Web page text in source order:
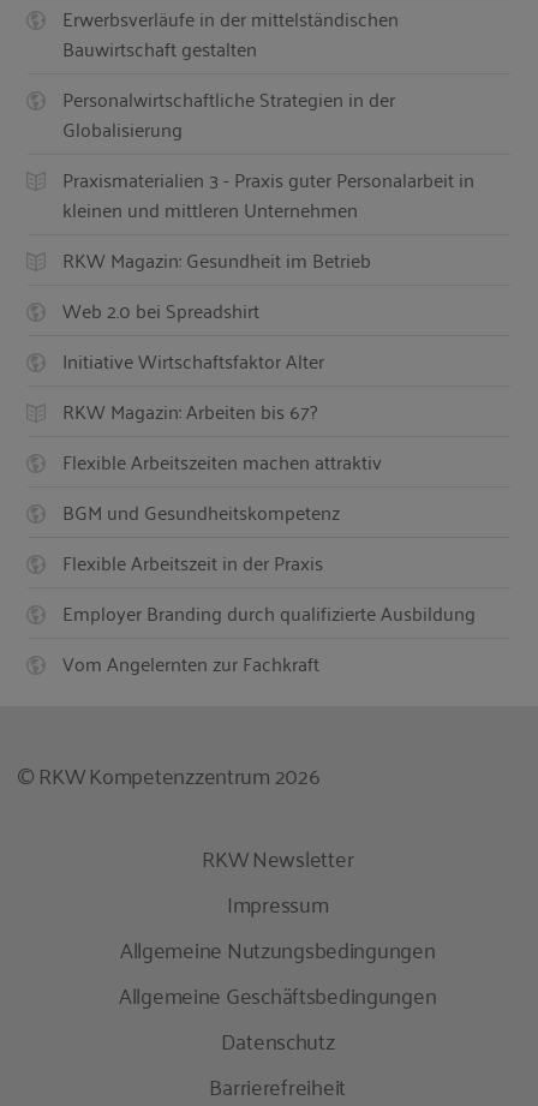
Erwerbsverläufe in der mittelständischen
Bauwirtschaft gestalten
Personalwirtschaftliche Strategien in der
Globalisierung
Praxismaterialien 3 - Praxis guter Personalarbeit in
kleinen und mittleren Unternehmen
RKW Magazin: Gesundheit im Betrieb
Web 2.0 bei Spreadshirt
Initiative Wirtschaftsfaktor Alter
RKW Magazin: Arbeiten bis 67?
Flexible Arbeitszeiten machen attraktiv
BGM und Gesundheitskompetenz
Flexible Arbeitszeit in der Praxis
Employer Branding durch qualifizierte Ausbildung
Vom Angelernten zur Fachkraft
© RKW Kompetenzzentrum 2026
RKW Newsletter
Impressum
Allgemeine Nutzungsbedingungen
Allgemeine Geschäftsbedingungen
Datenschutz
Barrierefreiheit